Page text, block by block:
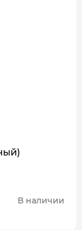
В наличии